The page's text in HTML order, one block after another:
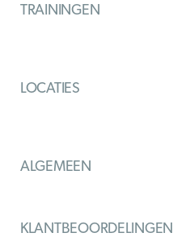
TRAININGEN
LOCATIES
ALGEMEEN
KLANTBEOORDELINGEN